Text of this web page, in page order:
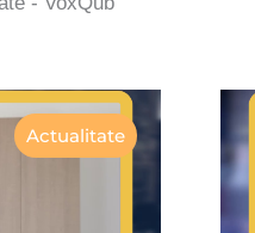
Actualitate